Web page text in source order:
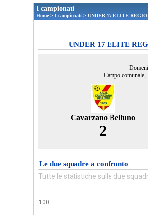
I campionati
Home> I campionati> UNDER 17 ELITE
UNDER 17 ELITE
Campo
Cavarzano Belluno
2
Le due squadre a confronto
Tutte le statistiche sulle due
100